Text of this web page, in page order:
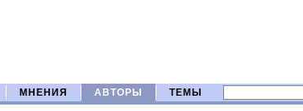
МНЕНИЯ АВТОРЫ ТЕМЫ